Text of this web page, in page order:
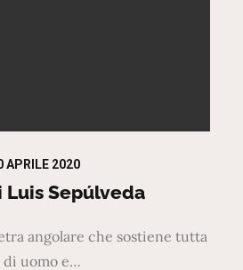
APRILE 2020
Sepúlveda
angolare che sostiene tutta
uomo e…